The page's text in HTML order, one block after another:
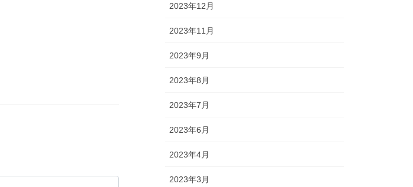
2023年12月
2023年11月
2023年9月
2023年8月
2023年7月
2023年6月
2023年4月
2023年3月